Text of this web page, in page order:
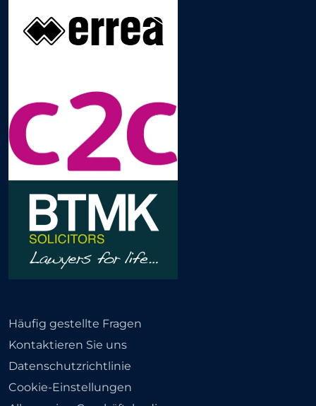
Häufig gestellte Fragen
Kontaktieren Sie uns
Datenschutzrichtlinie
Cookie-Einstellungen